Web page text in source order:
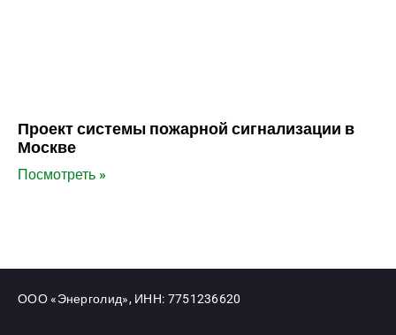
Проект системы пожарной сигнализации в
Москве
Посмотреть »
ООО «Энерголид», ИНН: 7751236620